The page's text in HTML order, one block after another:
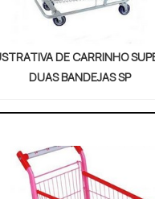
DE CARRINHO
DUAS BANDEJAS SP